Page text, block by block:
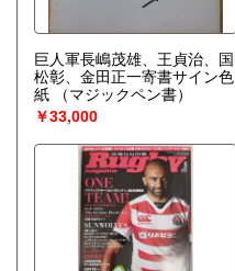
巨人軍長嶋茂雄、王貞治、国
松彰、金田正一寄書サイン色
紙
（マジックペン書）
￥33,000